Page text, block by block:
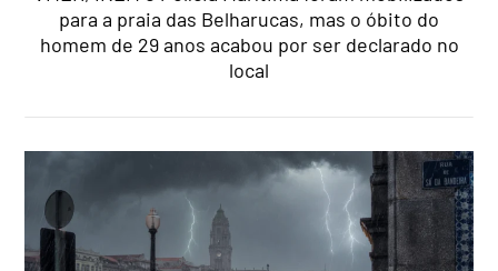
para a praia das Belharucas, mas o óbito do
homem de 29 anos acabou por ser declarado no
local